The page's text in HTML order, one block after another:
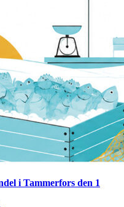
i Tammerfors den 1